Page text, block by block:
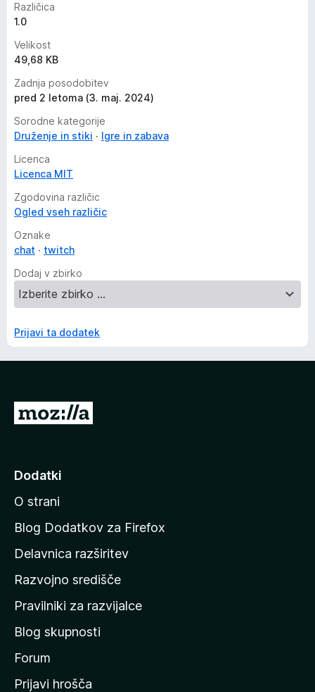
Različica
1.0
Velikost
49,68 KB
Zadnja posodobitev
pred 2 letoma (3. maj. 2024)
Sorodne kategorije
Druženje in stiki
Igre in zabava
Licenca
Licenca MIT
Zgodovina različic
Ogled vseh različic
Oznake
chat
twitch
Dodaj v zbirko
Prijavi ta dodatek
P
d
n
a
o
m
a
o
s
t
Dodatki
O strani
Blog Dodatkov za Firefox
Delavnica razširitev
Razvojno središče
Pravilniki za razvijalce
Blog skupnosti
Forum
Prijavi hrošča